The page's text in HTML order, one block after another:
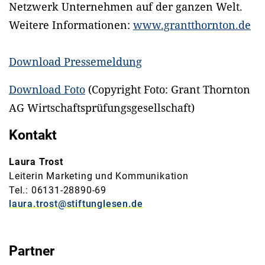
Netzwerk Unternehmen auf der ganzen Welt.
Weitere Informationen: www.grantthornton.de
Download Pressemeldung
Download Foto (Copyright Foto: Grant Thornton
AG Wirtschaftsprüfungsgesellschaft)
Kontakt
Laura Trost
Leiterin Marketing und Kommunikation
Tel.: 06131-28890-69
laura.trost@stiftunglesen.de
Partner